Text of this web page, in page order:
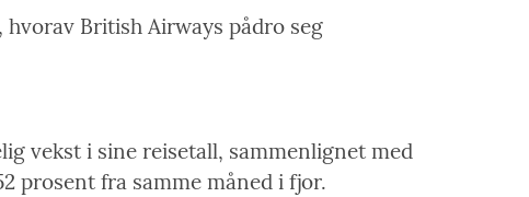
British Airways pådro seg
vekst i sine reisetall, sammenlignet med
prosent fra samme måned i fjor.